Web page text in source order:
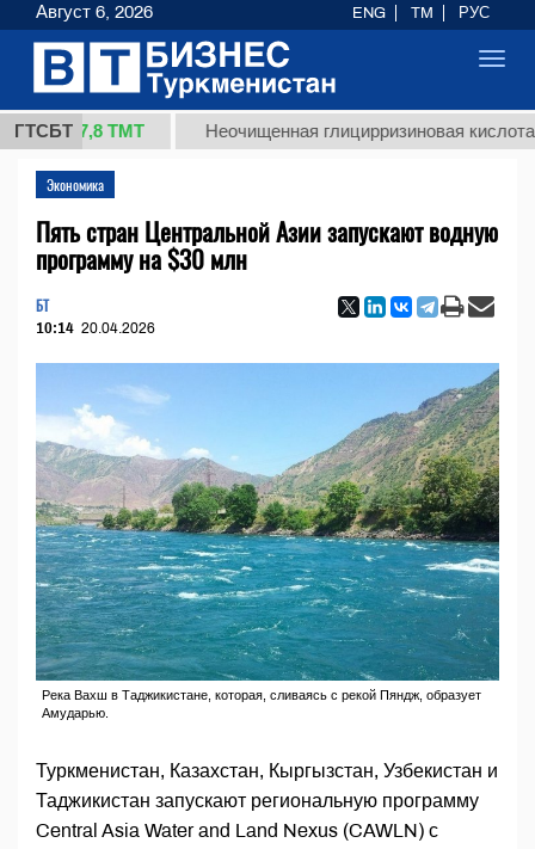
ГТСБТ
37,8 ТМТ Неочищенная глицирризиновая кислота
Экономика
Пять стран Центральной Азии запускают водную
программу на $30 млн
БТ
10:14 20.04.2026
Река Вахш в Таджикистане, которая, сливаясь с рекой Пяндж, образует
Амударью.
Туркменистан, Казахстан, Кыргызстан, Узбекистан и
Таджикистан запускают региональную программу
Central Asia Water and Land Nexus (CAWLN) с
Август 6, 2026 ENG TM РУС